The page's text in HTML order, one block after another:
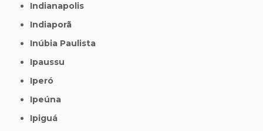
Indianapolis
Indiaporã
Inúbia Paulista
Ipaussu
Iperó
Ipeúna
Ipiguá